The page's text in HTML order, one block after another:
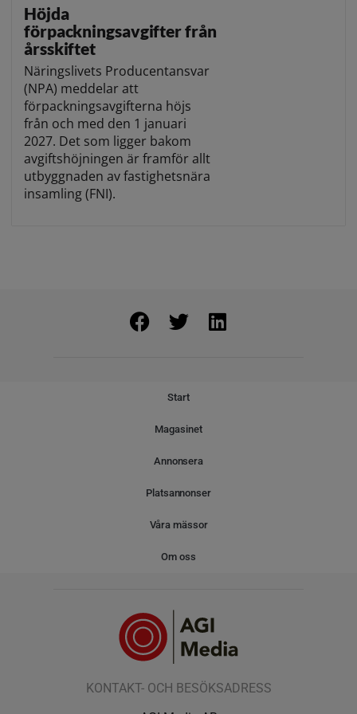
Höjda
förpackningsavgifter från
årsskiftet
Näringslivets Producentansvar
(NPA) meddelar att
förpackningsavgifterna höjs
från och med den 1 januari
2027. Det som ligger bakom
avgiftshöjningen är framför allt
utbyggnaden av fastighetsnära
insamling (FNI).
Start
Magasinet
Annonsera
Platsannonser
Våra mässor
Om oss
KONTAKT- OCH BESÖKSADRESS